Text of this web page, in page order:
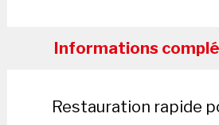
Informations
Restauration rapide